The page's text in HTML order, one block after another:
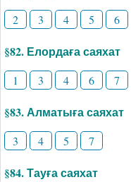
2 3 4 5 6
§82. Елордаға саяхат
1 3 4 6 7
§83. Алматыға саяхат
3 4 5 7
§84. Тауға саяхат